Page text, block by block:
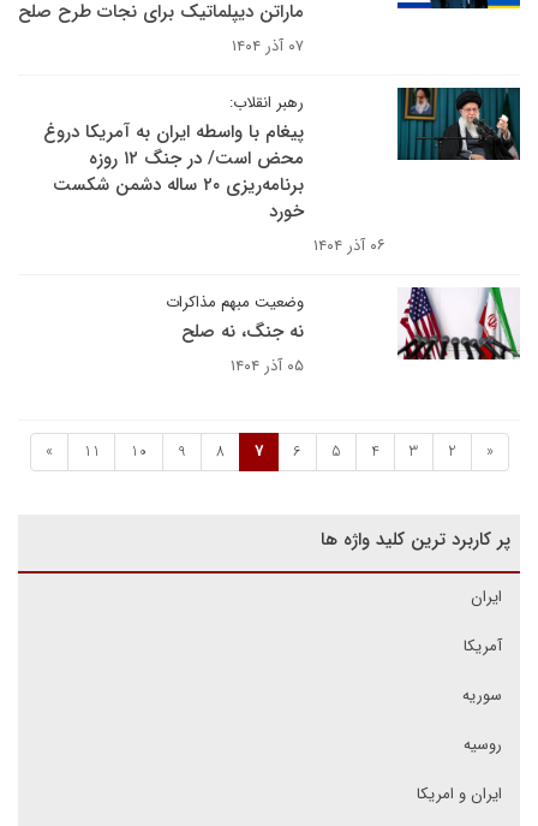
ماراتن دیپلماتیک برای نجات طرح صلح
۰۷ آذر ۱۴۰۴
رهبر انقلاب:
پیغام با واسطه ایران به آمریکا دروغ
محض است/ در جنگ ۱۲ روزه
برنامه‌ریزی ۲۰ ساله دشمن شکست
خورد
۰۶ آذر ۱۴۰۴
وضعیت مبهم مذاکرات
نه جنگ، نه صلح
۰۵ آذر ۱۴۰۴
«
2
3
4
5
6
7
8
9
10
11
»
پر کاربرد ترین کلید واژه ها
ایران
آمریکا
سوریه
روسیه
ایران و امریکا